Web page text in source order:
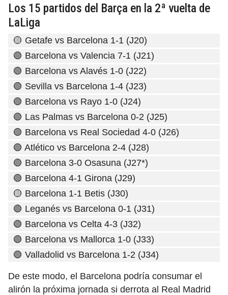
Los 15 partidos del Barça en la 2ª vuelta de
LaLiga
🟡 Getafe vs Barcelona 1-1 (J20)
🟢 Barcelona vs Valencia 7-1 (J21)
🟢 Barcelona vs Alavés 1-0 (J22)
🟢 Sevilla vs Barcelona 1-4 (J23)
🟢 Barcelona vs Rayo 1-0 (J24)
🟢 Las Palmas vs Barcelona 0-2 (J25)
🟢 Barcelona vs Real Sociedad 4-0 (J26)
🟢 Atlético vs Barcelona 2-4 (J28)
🟢 Barcelona 3-0 Osasuna (J27*)
🟢 Barcelona 4-1 Girona (J29)
🟡 Barcelona 1-1 Betis (J30)
🟢 Leganés vs Barcelona 0-1 (J31)
🟢 Barcelona vs Celta 4-3 (J32)
🟢 Barcelona vs Mallorca 1-0 (J33)
🟢 Valladolid vs Barcelona 1-2 (J34)
De este modo, el Barcelona podría consumar el
alirón la próxima jornada si derrota al Real Madrid